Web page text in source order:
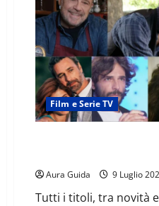
Film e Serie TV
Aura Guida 9 Luglio
Tutti i titoli, tra novità